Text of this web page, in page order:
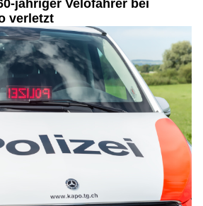
jähriger Velofahrer bei
verletzt